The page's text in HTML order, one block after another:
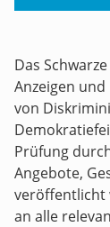
Das
Anzeigen
von
Prüfung
Angebote,
veröffentlicht
an alle